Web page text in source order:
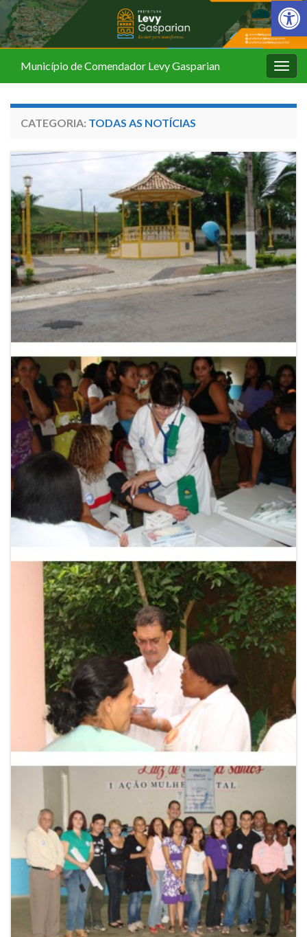
Barra de
Município de Comendador Levy Gasparian
CATEGORIA: TODAS AS NOTÍCIAS